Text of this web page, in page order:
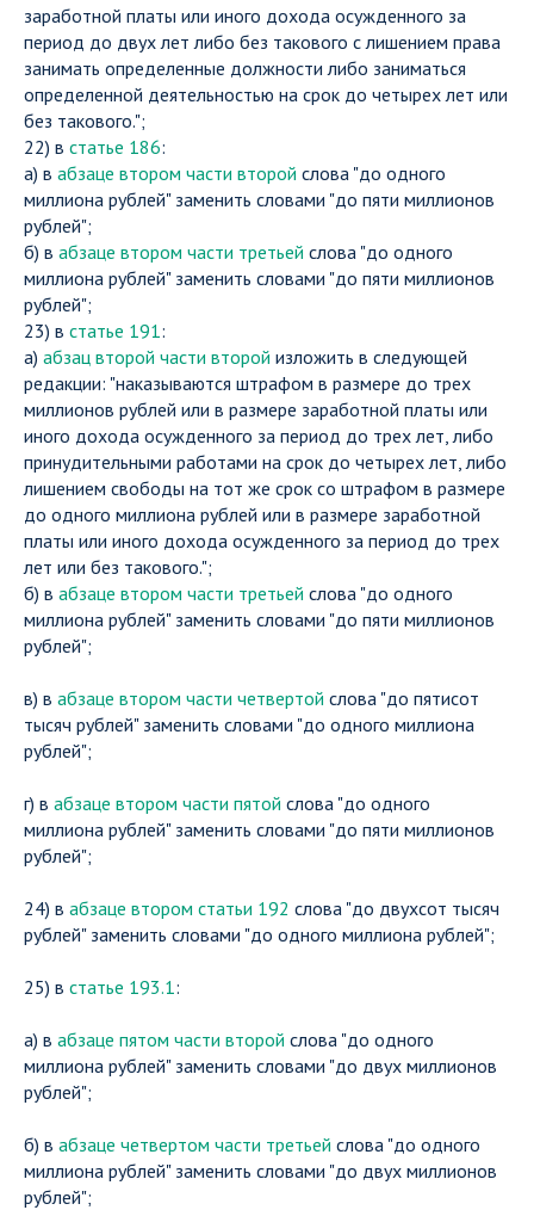
заработной платы или иного дохода осужденного за
период до двух лет либо без такового с лишением права
занимать определенные должности либо заниматься
определенной деятельностью на срок до четырех лет или
без такового.";
22) в статье 186:
а) в абзаце втором части второй слова "до одного
миллиона рублей" заменить словами "до пяти миллионов
рублей";
б) в абзаце втором части третьей слова "до одного
миллиона рублей" заменить словами "до пяти миллионов
рублей";
23) в статье 191:
а) абзац второй части второй изложить в следующей
редакции: "наказываются штрафом в размере до трех
миллионов рублей или в размере заработной платы или
иного дохода осужденного за период до трех лет, либо
принудительными работами на срок до четырех лет, либо
лишением свободы на тот же срок со штрафом в размере
до одного миллиона рублей или в размере заработной
платы или иного дохода осужденного за период до трех
лет или без такового.";
б) в абзаце втором части третьей слова "до одного
миллиона рублей" заменить словами "до пяти миллионов
рублей";
в) в абзаце втором части четвертой слова "до пятисот
тысяч рублей" заменить словами "до одного миллиона
рублей";
г) в абзаце втором части пятой слова "до одного
миллиона рублей" заменить словами "до пяти миллионов
рублей";
24) в абзаце втором статьи 192 слова "до двухсот тысяч
рублей" заменить словами "до одного миллиона рублей";
25) в статье 193.1:
а) в абзаце пятом части второй слова "до одного
миллиона рублей" заменить словами "до двух миллионов
рублей";
б) в абзаце четвертом части третьей слова "до одного
миллиона рублей" заменить словами "до двух миллионов
рублей";